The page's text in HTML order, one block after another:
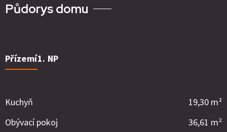
Půdorys domu
Přízemí1. NP
Kuchyň
19,30 m²
Obývací pokoj
36,61 m²